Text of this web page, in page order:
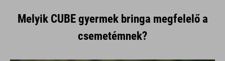
csemetémnek?